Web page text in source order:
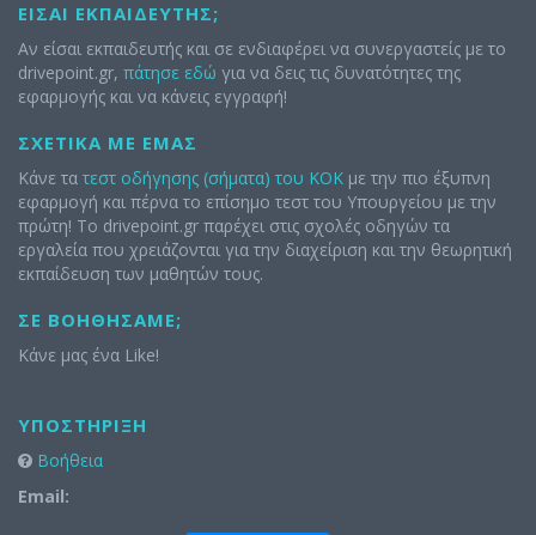
ΕΊΣΑΙ ΕΚΠΑΙΔΕΥΤΉΣ;
Αν είσαι εκπαιδευτής και σε ενδιαφέρει να συνεργαστείς με το
drivepoint.gr, πάτησε εδώ για να δεις τις δυνατότητες της
εφαρμογής και να κάνεις εγγραφή!
ΣΧΕΤΙΚΆ ΜΕ ΕΜΆΣ
Κάνε τα τεστ οδήγησης (σήματα) του ΚΟΚ με την πιο έξυπνη
εφαρμογή και πέρνα το επίσημο τεστ του Υπουργείου με την
πρώτη! Το drivepoint.gr παρέχει στις σχολές οδηγών τα
εργαλεία που χρειάζονται για την διαχείριση και την θεωρητική
εκπαίδευση των μαθητών τους.
ΣΕ ΒΟΗΘΉΣΑΜΕ;
Κάνε μας ένα Like!
ΥΠΟΣΤΉΡΙΞΗ
Βοήθεια
Email: